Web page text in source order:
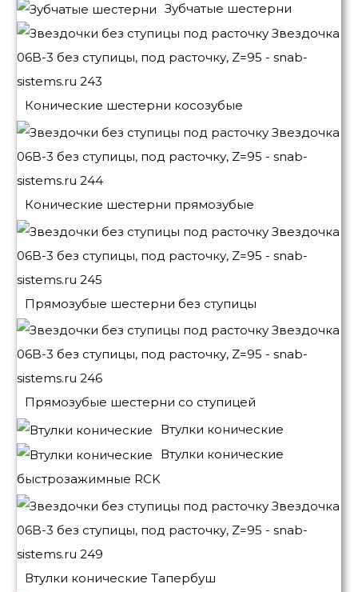
Зубчатые шестерни
Конические шестерни косозубые
Конические шестерни прямозубые
Прямозубые шестерни без ступицы
Прямозубые шестерни со ступицей
Втулки конические
Втулки конические
быстрозажимные RCK
Втулки конические Тапербуш